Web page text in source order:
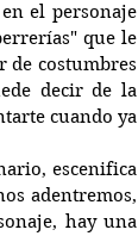
el personaje
que le
de costumbres
decir de la
cuando ya
escenifica
adentremos,
hay una